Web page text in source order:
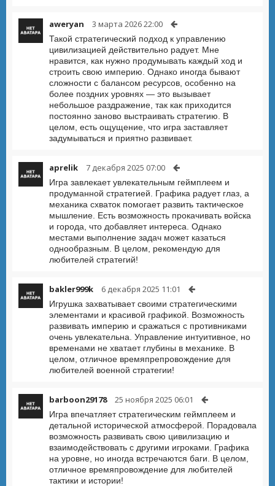
aweryan 3 марта 2026 22:00
Такой стратегический подход к управлению
цивилизацией действительно радует. Мне
нравится, как нужно продумывать каждый ход и
строить свою империю. Однако иногда бывают
сложности с балансом ресурсов, особенно на
более поздних уровнях — это вызывает
небольшое раздражение, так как приходится
постоянно заново выстраивать стратегию. В
целом, есть ощущение, что игра заставляет
задумываться и приятно развивает.
aprelik 7 декабря 2025 07:00
Игра завлекает увлекательным геймплеем и
продуманной стратегией. Графика радует глаз, а
механика схваток помогает развить тактическое
мышление. Есть возможность прокачивать войска
и города, что добавляет интереса. Однако
местами выполнение задач может казаться
однообразным. В целом, рекомендую для
любителей стратегий!
bakler999k 6 декабря 2025 11:01
Игрушка захватывает своими стратегическими
элементами и красивой графикой. Возможность
развивать империю и сражаться с противниками
очень увлекательна. Управление интуитивное, но
временами не хватает глубины в механике. В
целом, отличное времяпрепровождение для
любителей военной стратегии!
barboon29178 25 ноября 2025 06:01
Игра впечатляет стратегическим геймплеем и
детальной исторической атмосферой. Порадовала
возможность развивать свою цивилизацию и
взаимодействовать с другими игроками. Графика
на уровне, но иногда встречаются баги. В целом,
отличное времяпровождение для любителей
тактики и истории!